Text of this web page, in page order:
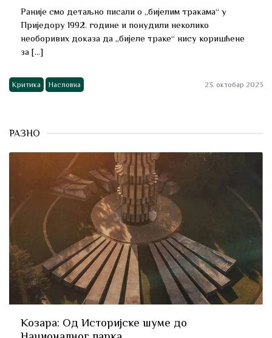
Раније смо детаљно писали о „бијелим тракама“ у
Приједору 1992. године и понудили неколико
необоривих доказа да „бијеле траке“ нису коришћене
за […]
Критика Насловна 23. октобар 2023
РАЗНО
Козара: Од Историјске шуме до